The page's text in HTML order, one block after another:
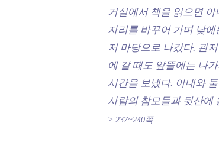
거실에서 책을 읽으면
자리를 바꾸어 가며 낮
저 마당으로 나갔다. 관
에 갈 때도 앞뜰에는 나
시간을 보냈다. 아내와
사람의 참모들과 뒷산에
> 237~240쪽